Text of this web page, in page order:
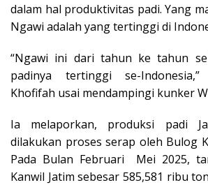
dalam hal produktivitas padi. Yang
Ngawi adalah yang tertinggi di
“Ngawi ini dari tahun ke tahun
padinya tertinggi se-
Khofifah usai mendampingi kunker
Ia melaporkan, produksi padi
dilakukan proses serap oleh Bulog
Pada Bulan Februari Mei 2025,
Kanwil Jatim sebesar 585,581 ribu